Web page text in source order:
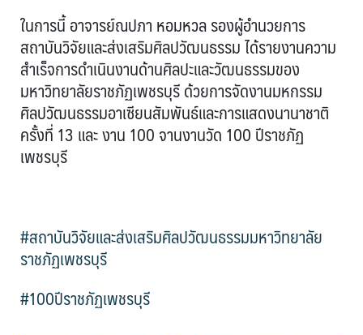
ในการนี้ อาจารย์ณปภา หอมหวล รองผู้อำนวยการ
สถาบันวิจัยและส่งเสริมศิลปวัฒนธรรม ได้รายงานความ
สำเร็จการดำเนินงานด้านศิลปะและวัฒนธรรมของ
มหาวิทยาลัยราชภัฏเพชรบุรี ด้วยการจัดงานมหกรรม
ศิลปวัฒนธรรมอาเซียนสัมพันธ์และการแสดงนานาชาติ
ครั้งที่ 13 และ งาน 100 จานงานวัด 100 ปีราชภัฏ
เพชรบุรี
#สถาบันวิจัยและส่งเสริมศิลปวัฒนธรรมมหาวิทยาลัย
ราชภัฏเพชรบุรี
#100ปีราชภัฏเพชรบุรี